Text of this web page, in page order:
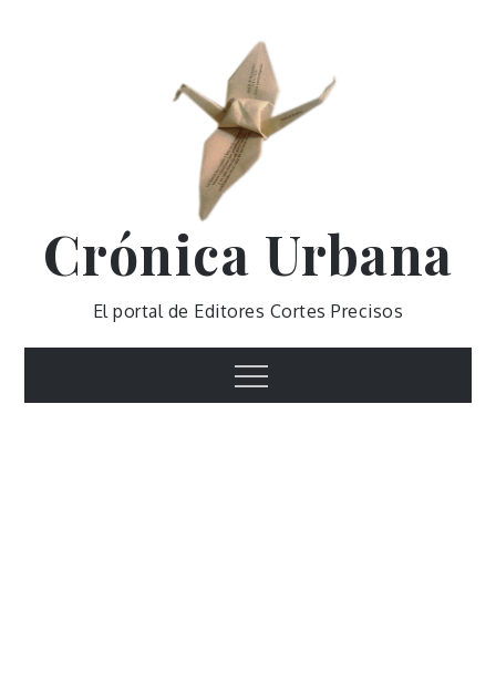
Crónica Urbana
El portal de Editores Cortes Precisos
Menu